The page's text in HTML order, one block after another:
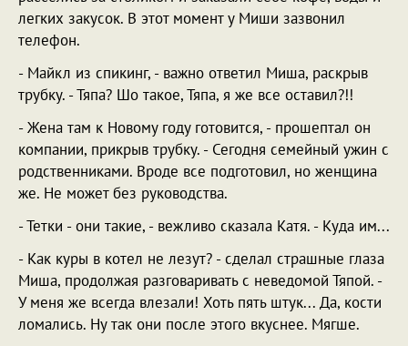
легких закусок. В этот момент у Миши зазвонил
телефон.
- Майкл из спикинг, - важно ответил Миша, раскрыв
трубку. - Тяпа? Шо такое, Тяпа, я же все оставил?!!
- Жена там к Новому году готовится, - прошептал он
компании, прикрыв трубку. - Сегодня семейный ужин с
родственниками. Вроде все подготовил, но женщина
же. Не может без руководства.
- Тетки - они такие, - вежливо сказала Катя. - Куда им...
- Как куры в котел не лезут? - сделал страшные глаза
Миша, продолжая разговаривать с неведомой Тяпой. -
У меня же всегда влезали! Хоть пять штук... Да, кости
ломались. Ну так они после этого вкуснее. Мягше.